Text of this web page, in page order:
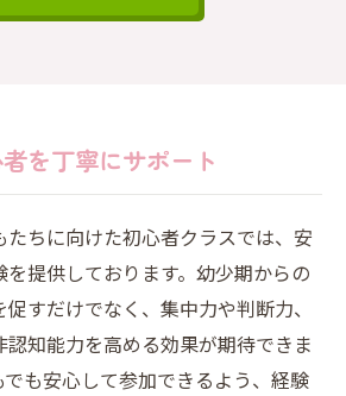
を丁寧にサポート
ちに向けた初心者クラスでは、安
提供しております。幼少期からの
すだけでなく、集中力や判断力、
認知能力を高める効果が期待できま
も安心して参加できるよう、経験